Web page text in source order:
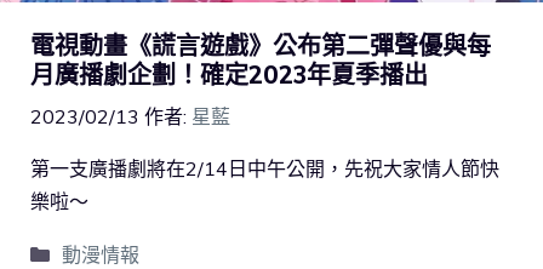
電視動畫《謊言遊戲》公布第二彈聲優與每
月廣播劇企劃！確定2023年夏季播出
2023/02/13 作者: 星藍
第一支廣播劇將在2/14日中午公開，先祝大家情人節快
樂啦～
動漫情報